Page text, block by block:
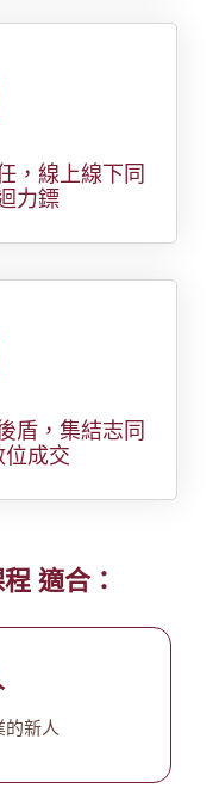
，線上線下同
力鏢
盾，集結志同
成交
適合：
新人